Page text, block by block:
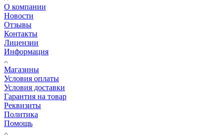
О компании
Новости
Отзывы
Контакты
Лицензии
Информация
Магазины
Условия оплаты
Условия доставки
Гарантия на товар
Реквизиты
Политика
Помощь